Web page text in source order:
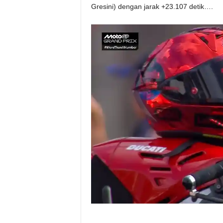
Gresini) dengan jarak +23.107 detik….